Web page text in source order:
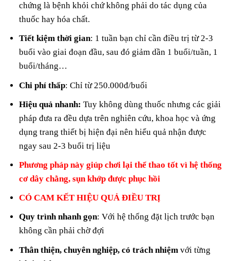
chứng là bệnh khỏi chứ không phải do tác dụng của
thuốc hay hóa chất.
Tiết kiệm thời gian: 1 tuần bạn chỉ cần điều trị từ 2-3
buổi vào giai đoạn đầu, sau đó giảm dần 1 buổi/tuần, 1
buổi/tháng…
Chi phí thấp: Chỉ từ 250.000đ/buổi
Hiệu quả nhanh: Tuy không dùng thuốc nhưng các giải
pháp đưa ra đều dựa trên nghiên cứu, khoa học và ứng
dụng trang thiết bị hiện đại nên hiểu quả nhận được
ngay sau 2-3 buổi trị liệu
Phương pháp này giúp chơi lại thể thao tốt vì hệ thống
cơ dây chằng, sụn khớp được phục hồi
CÓ CAM KẾT HIỆU QUẢ ĐIỀU TRỊ
Quy trình nhanh gọn: Với hệ thống đặt lịch trước bạn
không cần phải chờ đợi
Thân thiện, chuyên nghiệp, có trách nhiệm với từng